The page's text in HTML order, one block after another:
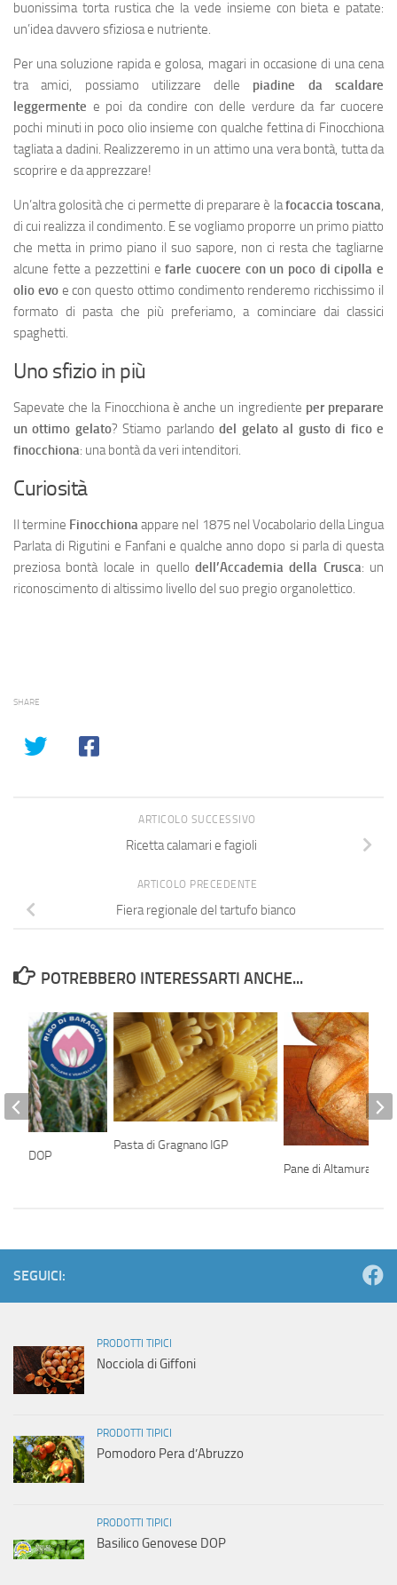
buonissima torta rustica che la vede insieme con bieta e patate:
un’idea davvero sfiziosa e nutriente.
Per una soluzione rapida e golosa, magari in occasione di una cena
tra amici, possiamo utilizzare delle piadine da scaldare
leggermente e poi da condire con delle verdure da far cuocere
pochi minuti in poco olio insieme con qualche fettina di Finocchiona
tagliata a dadini. Realizzeremo in un attimo una vera bontà, tutta da
scoprire e da apprezzare!
Un’altra golosità che ci permette di preparare è lafocaccia toscana,
di cui realizza il condimento. E se vogliamo proporre un primo piatto
che metta in primo piano il suo sapore, non ci resta che tagliarne
alcune fette a pezzettini efarle cuocere con un poco di cipolla e
olio evoe con questo ottimo condimento renderemo ricchissimo il
formato di pasta che più preferiamo, a cominciare dai classici
spaghetti.
Uno sfizio in più
Sapevate che la Finocchiona è anche un ingrediente per preparare
un ottimo gelato? Stiamo parlandodel gelato al gusto di fico e
finocchiona: una bontà da veri intenditori.
Curiosità
Il termine Finocchionaappare nel 1875 nel Vocabolario della Lingua
Parlata di Rigutini e Fanfani e qualche anno dopo si parla di questa
preziosa bontà locale in quello dell’Accademia della Crusca: un
riconoscimento di altissimo livello del suo pregio organolettico.
SHARE
ARTICOLO SUCCESSIVO
Ricetta calamari e fagioli
ARTICOLO PRECEDENTE
Fiera regionale del tartufo bianco
POTREBBERO INTERESSARTI ANCHE...
Pasta di Gragnano IGP
Pane di Altamura
DOP
SEGUICI:
PRODOTTI TIPICI
Nocciola di Giffoni
PRODOTTI TIPICI
Pomodoro Pera d’Abruzzo
PRODOTTI TIPICI
Basilico Genovese DOP